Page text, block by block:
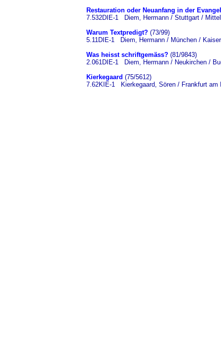
Restauration oder Neuanfang in der
7.532DIE-1 Diem, Hermann / Stuttgart /
Warum Textpredigt? (73/99)
5.11DIE-1 Diem, Hermann / München /
Was heisst schriftgemäss? (81/9843)
2.061DIE-1 Diem, Hermann / Neukirchen /
Kierkegaard (75/5612)
7.62KIE-1 Kierkegaard, Sören / Frankfurt am